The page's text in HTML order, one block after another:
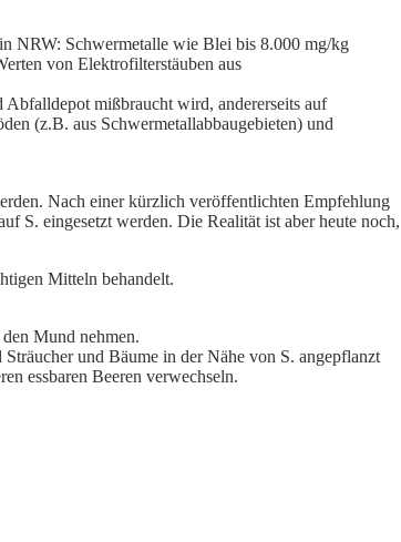
NRW: Schwermetalle wie Blei bis 8.000 mg/kg
von Elektrofilterstäuben aus
mißbraucht wird, andererseits auf
(z.B. aus Schwermetallabbaugebieten) und
Nach einer kürzlich veröffentlichten Empfehlung
S. eingesetzt werden. Die Realität ist aber heute noch,
Mitteln behandelt.
Mund nehmen.
und Bäume in der Nähe von S. angepflanzt
essbaren Beeren verwechseln.